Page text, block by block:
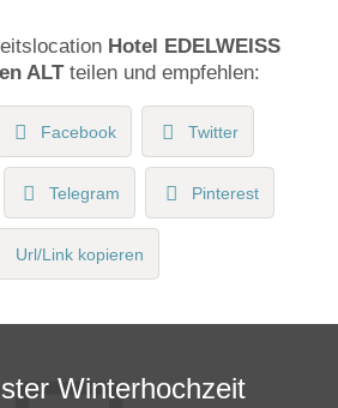
Hotel EDELWEISS
ALTteilen und empfehlen:
Facebook Twitter
Telegram Pinterest
Url/Link kopieren
Winterhochzeit